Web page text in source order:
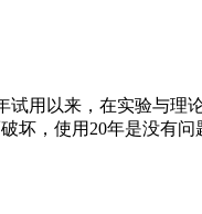
试用以来，在实验与
坏，使用20年是没有问